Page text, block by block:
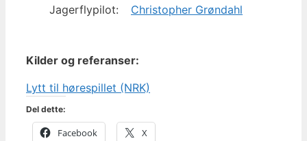
Jagerflypilot:
Christopher Grøndahl
Kilder og referanser:
Lytt til hørespillet (NRK)
Del dette:
Facebook X